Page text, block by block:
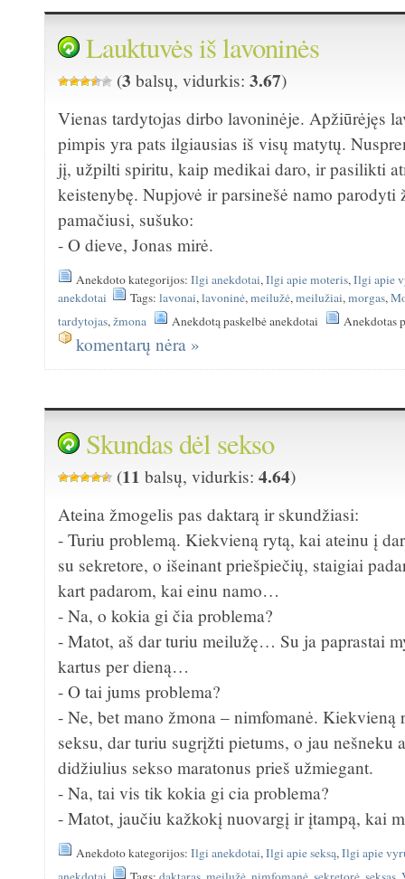
Lauktuvės iš lavoninės
(3 balsų, vidurkis:3.67)
Vienas tardytojas dirbo lavoninėje. Apžiūrėjęs
pimpis yra pats ilgiausias iš visų matytų.
jį, užpilti spiritu, kaip medikai daro, ir pasilikti
keistenybę. Nupjovė ir parsinešė namo parodyti
pamačiusi, sušuko:
- O dieve, Jonas mirė.
Anekdoto kategorijos:Ilgi anekdotai,Ilgi apie moteris,Ilgi apie
anekdotai
Tags:lavonai,lavoninė,meilužė,meilužiai,morgas,
tardytojas,žmona Anekdotą paskelbė anekdotai Anekdotas
komentarų nėra »
Skundas dėl sekso
(11 balsų, vidurkis:4.64)
Ateina žmogelis pas daktarą ir skundžiasi:
- Turiu problemą. Kiekvieną rytą, kai ateinu į
su sekretore, o išeinant priešpiečių, staigiai
kart padarom, kai einu namo…
- Na, o kokia gi čia problema?
- Matot, aš dar turiu meilužę… Su ja paprastai
kartus per dieną…
- O tai jums problema?
- Ne, bet mano žmona – nimfomanė. Kiekvieną
seksu, dar turiu sugrįžti pietums, o jau nešneku
didžiulius sekso maratonus prieš užmiegant.
- Na, tai vis tik kokia gi cia problema?
- Matot, jaučiu kažkokį nuovargį ir įtampą, kai
Anekdoto kategorijos:Ilgi anekdotai,Ilgi apie seksą,Ilgi apie